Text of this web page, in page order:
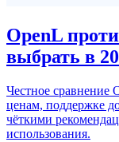
OpenL
выбрать в
Честное сравнение
ценам, поддержке
чёткими
использования.